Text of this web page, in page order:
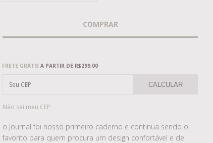
FRETE GRÁTIS A PARTIR DE R$299,00
CALCULAR
Não sei meu CEP
o Journal foi nosso primeiro caderno e continua sendo o
favorito para quem procura um design confortável e de